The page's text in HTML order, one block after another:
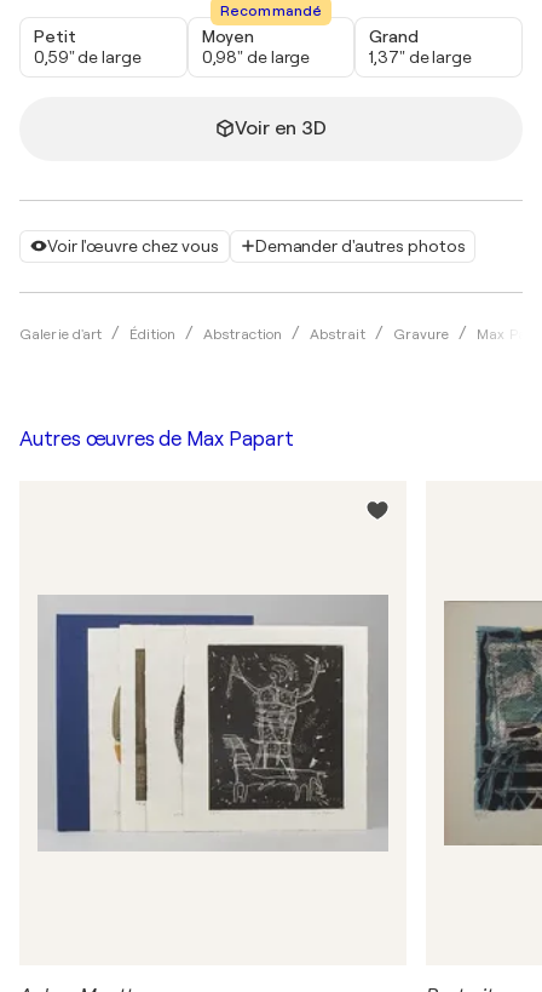
Voir l'œuvre chez vous Demander d'autres photos
Galerie d'art Édition Abstraction Abstrait Gravure Max
Petit
0,59" de large
Recommandé
Moyen
0,98" de large
Grand
1,37" de large
Voir en 3D
Autres œuvres de Max Papart